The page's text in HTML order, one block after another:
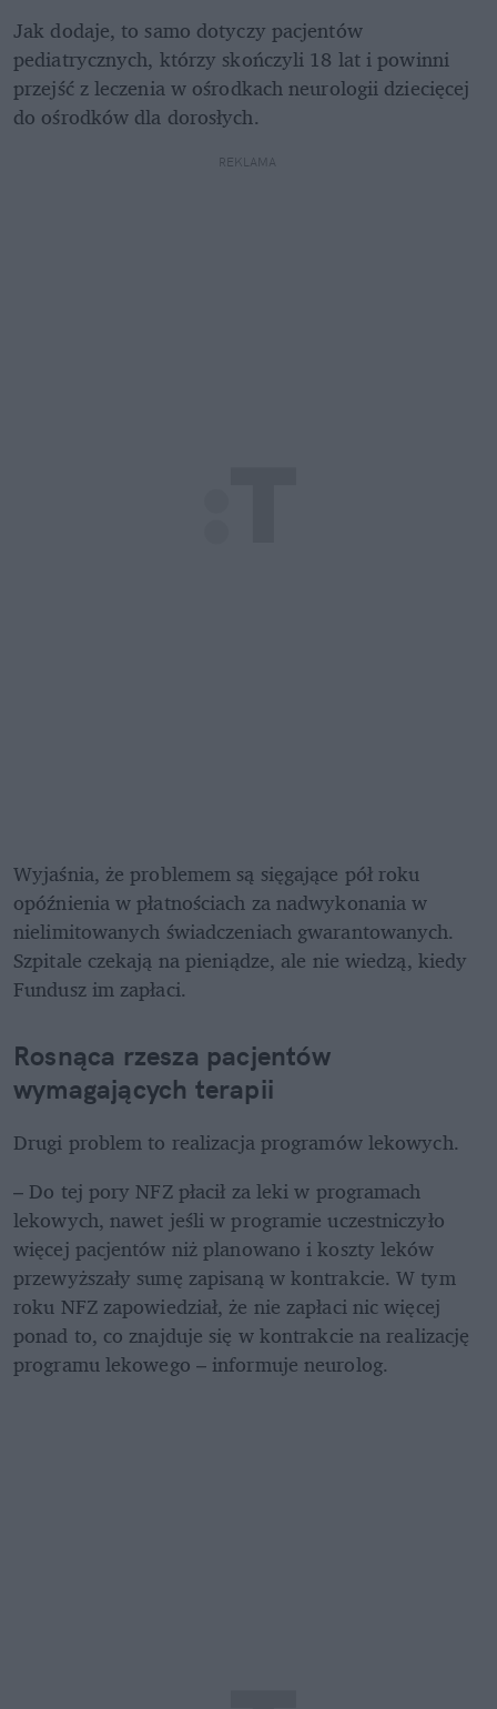
Jak dodaje, to samo dotyczy pacjentów
pediatrycznych, którzy skończyli 18 lat i powinni
przejść z leczenia w ośrodkach neurologii dziecięcej
do ośrodków dla dorosłych.
REKLAMA
Wyjaśnia, że problemem są sięgające pół roku
opóźnienia w płatnościach za nadwykonania w
nielimitowanych świadczeniach gwarantowanych.
Szpitale czekają na pieniądze, ale nie wiedzą, kiedy
Fundusz im zapłaci.
Rosnąca rzesza pacjentów
wymagających terapii
Drugi problem to realizacja programów lekowych.
– Do tej pory NFZ płacił za leki w programach
lekowych, nawet jeśli w programie uczestniczyło
więcej pacjentów niż planowano i koszty leków
przewyższały sumę zapisaną w kontrakcie. W tym
roku NFZ zapowiedział, że nie zapłaci nic więcej
ponad to, co znajduje się w kontrakcie na realizację
programu lekowego – informuje neurolog.